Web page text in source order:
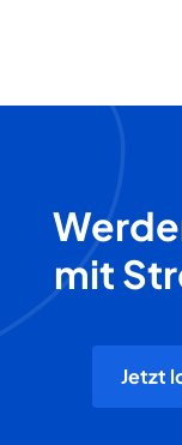
mit
Jetzt